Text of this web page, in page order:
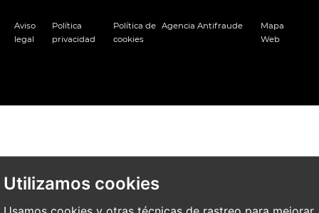
Utilizamos cookies
Aviso
legal
Política
privacidad
Política de
cookies
Agencia Antifraude
Mapa
Web